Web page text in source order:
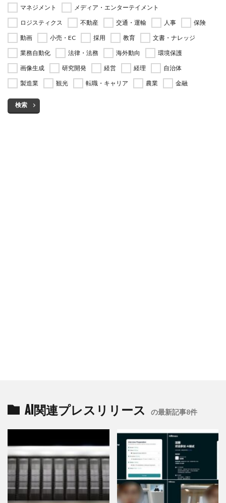
マネジメント
メディア・エンターテイメント
ロジスティクス
不動産 交通・運輸 人事
保険
動画
小売・EC 採用 教育
文書・ナレッジ
業務自動化
法律・法務 海外動向
環境保護
画像生成
研究開発 経営 経理
自治体
製造業
観光 転職・キャリア 農業 金融
検索
AI関連プレスリリース の最新記事8件